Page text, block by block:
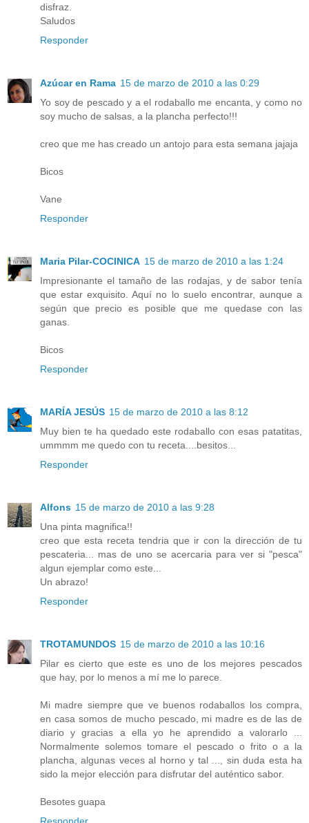
disfraz.
Saludos
Responder
Azúcar en Rama 15 de marzo de 2010 a las 0:29
Yo soy de pescado y a el rodaballo me encanta, y como no
soy mucho de salsas, a la plancha perfecto!!!
creo que me has creado un antojo para esta semana jajaja
Bicos
Vane
Responder
Maria Pilar-COCINICA 15 de marzo de 2010 a las 1:24
Impresionante el tamaño de las rodajas, y de sabor tenía
que estar exquisito. Aquí no lo suelo encontrar, aunque a
según que precio es posible que me quedase con las
ganas.
Bicos
Responder
MARÍA JESÚS 15 de marzo de 2010 a las 8:12
Muy bien te ha quedado este rodaballo con esas patatitas,
ummmm me quedo con tu receta....besitos...
Responder
Alfons 15 de marzo de 2010 a las 9:28
Una pinta magnifica!!
creo que esta receta tendria que ir con la dirección de tu
pescateria... mas de uno se acercaria para ver si "pesca"
algun ejemplar como este...
Un abrazo!
Responder
TROTAMUNDOS 15 de marzo de 2010 a las 10:16
Pilar es cierto que este es uno de los mejores pescados
que hay, por lo menos a mí me lo parece.
Mi madre siempre que ve buenos rodaballos los compra,
en casa somos de mucho pescado, mi madre es de las de
diario y gracias a ella yo he aprendido a valorarlo ...
Normalmente solemos tomare el pescado o frito o a la
plancha, algunas veces al horno y tal ..., sin duda esta ha
sido la mejor elección para disfrutar del auténtico sabor.
Besotes guapa